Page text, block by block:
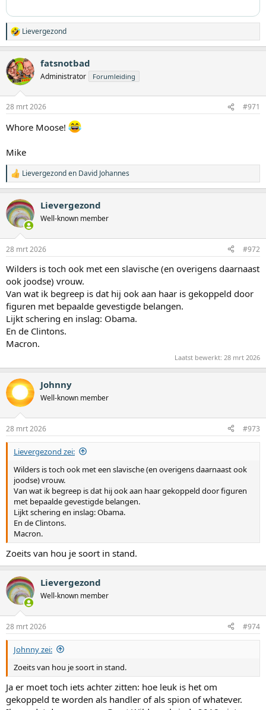
W
a
r
d
e
n
e
:
Lievergezond
fatsnotbad
Administrator Forumleiding
28 mrt 2026 #971
Whore Moose!
Mike
W
a
r
d
e
n
e
n
:
Lievergezonden David Johannes
Lievergezond
Well-known member
28 mrt 2026 #972
Wilders is toch ook met een slavische (en overigens daarnaast
ook joodse) vrouw.
Van wat ik begreep is dat hij ook aan haar is gekoppeld door
figuren met bepaalde gevestigde belangen.
Lijkt schering en inslag: Obama.
En de Clintons.
Macron.
Laatst bewerkt: 28 mrt 2026
Johnny
Well-known member
28 mrt 2026 #973
Lievergezond zei:
Wilders is toch ook met een slavische (en overigens daarnaast ook
joodse) vrouw.
Van wat ik begreep is dat hij ook aan haar gekoppeld door figuren
met bepaalde gevestigde belangen.
Lijkt schering en inslag: Obama.
En de Clintons.
Macron.
Zoeits van hou je soort in stand.
Lievergezond
Well-known member
28 mrt 2026 #974
Johnny zei:
Zoeits van hou je soort in stand.
Ja er moet toch iets achter zitten: hoe leuk is het om
gekoppeld te worden als handler of als spion of whatever.